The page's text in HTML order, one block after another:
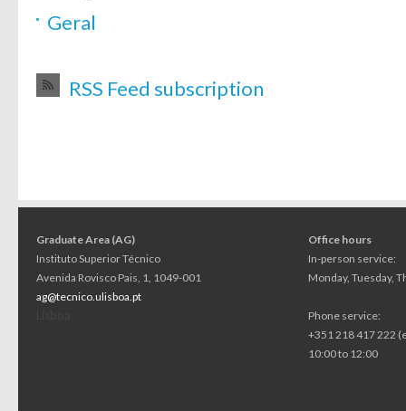
Geral
RSS Feed subscription
Graduate Area (AG)
Instituto Superior Técnico
Avenida Rovisco Pais, 1, 1049-001
ag@tecnico.ulisboa.pt
Office hours
In-person service:
Monday, Tuesday,
Phone service:
+351 218 417 222
10:00 to 12:00